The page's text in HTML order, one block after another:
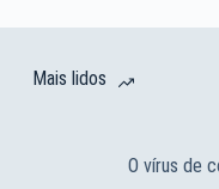
Mais lidos
O vírus de